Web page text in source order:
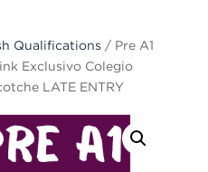
Qualifications / Pre A1
Exclusivo Colegio
LATE ENTRY